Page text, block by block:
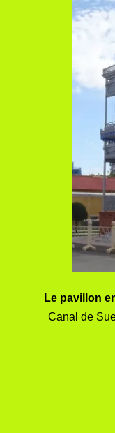
Le pavillon
Canal de